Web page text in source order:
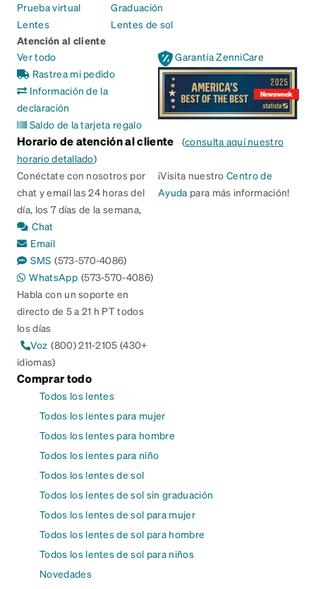
Prueba virtual
Lentes
Graduación
Lentes de sol
Atención al cliente
Ver todo
Rastrea mi pedido
Información de la
declaración
Saldo de la tarjeta regalo
Garantía ZenniCare
Horario de atención al cliente (consulta aquí nuestro
horario detallado)
Conéctate con nosotros por
chat y email las 24 horas del
día, los 7 días de la semana,
Chat
Email
SMS (573-570-4086)
WhatsApp (573-570-4086)
Habla con un soporte en
directo de 5 a 21 h PT todos
los días
Voz (800) 211-2105 (430+
idiomas)
¡Visita nuestroCentro de
Ayuda para más información!
Comprar todo
Todos los lentes
Todos los lentes para mujer
Todos los lentes para hombre
Todos los lentes para niño
Todos los lentes de sol
Todos los lentes de sol sin graduación
Todos los lentes de sol para mujer
Todos los lentes de sol para hombre
Todos los lentes de sol para niños
Novedades